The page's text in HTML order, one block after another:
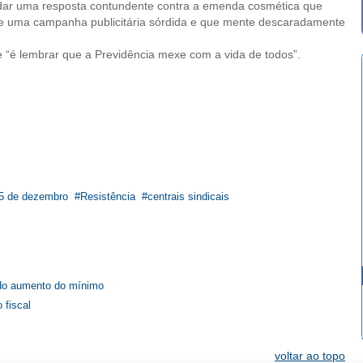
uma resposta contundente contra a emenda cosmética que
campanha publicitária sórdida e que mente descaradamente
lembrar que a Previdência mexe com a vida de todos”.
de dezembro Resistência centrais sindicais
aumento do mínimo
fiscal
voltar ao topo